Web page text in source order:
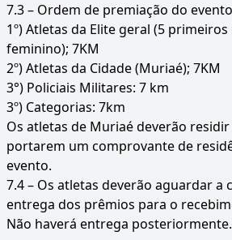
7.3 – Ordem de premiação do
1º) Atletas da Elite geral (5
feminino); 7KM
2º) Atletas da Cidade (Muriaé); 7KM
3°) Policiais Militares: 7 km
3º) Categorias: 7km
Os atletas de Muriaé deverão
portarem um comprovante de
evento.
7.4 – Os atletas deverão aguardar a
entrega dos prêmios para o
Não haverá entrega posteriormente.